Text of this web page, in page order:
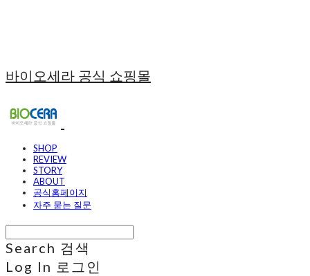
바이오세라 공식 쇼핑몰
SHOP
REVIEW
STORY
ABOUT
공식홈페이지
자주 묻는 질문
Search 검색
Log In 로그인